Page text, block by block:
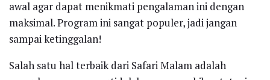
awal agar dapat menikmati pengalaman ini dengan
maksimal. Program ini sangat populer, jadi jangan
sampai ketinggalan!
Salah satu hal terbaik dari Safari Malam adalah